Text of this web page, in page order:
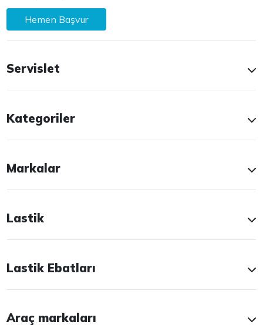
Hemen Başvur
Servislet
Kategoriler
Markalar
Lastik
Lastik Ebatları
Araç markaları